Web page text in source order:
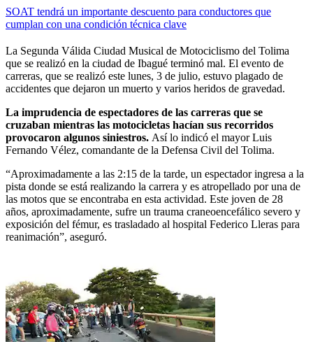
SOAT tendrá un importante descuento para conductores que
cumplan con una condición técnica clave
La Segunda Válida Ciudad Musical de Motociclismo del Tolima
que se realizó en la ciudad de Ibagué terminó mal. El evento de
carreras, que se realizó este lunes, 3 de julio, estuvo plagado de
accidentes que dejaron un muerto y varios heridos de gravedad.
La imprudencia de espectadores de las carreras que se
cruzaban mientras las motocicletas hacían sus recorridos
provocaron algunos siniestros. Así lo indicó el mayor Luis
Fernando Vélez, comandante de la Defensa Civil del Tolima.
“Aproximadamente a las 2:15 de la tarde, un espectador ingresa a la
pista donde se está realizando la carrera y es atropellado por una de
las motos que se encontraba en esta actividad. Este joven de 28
años, aproximadamente, sufre un trauma craneoencefálico severo y
exposición del fémur, es trasladado al hospital Federico Lleras para
reanimación”, aseguró.